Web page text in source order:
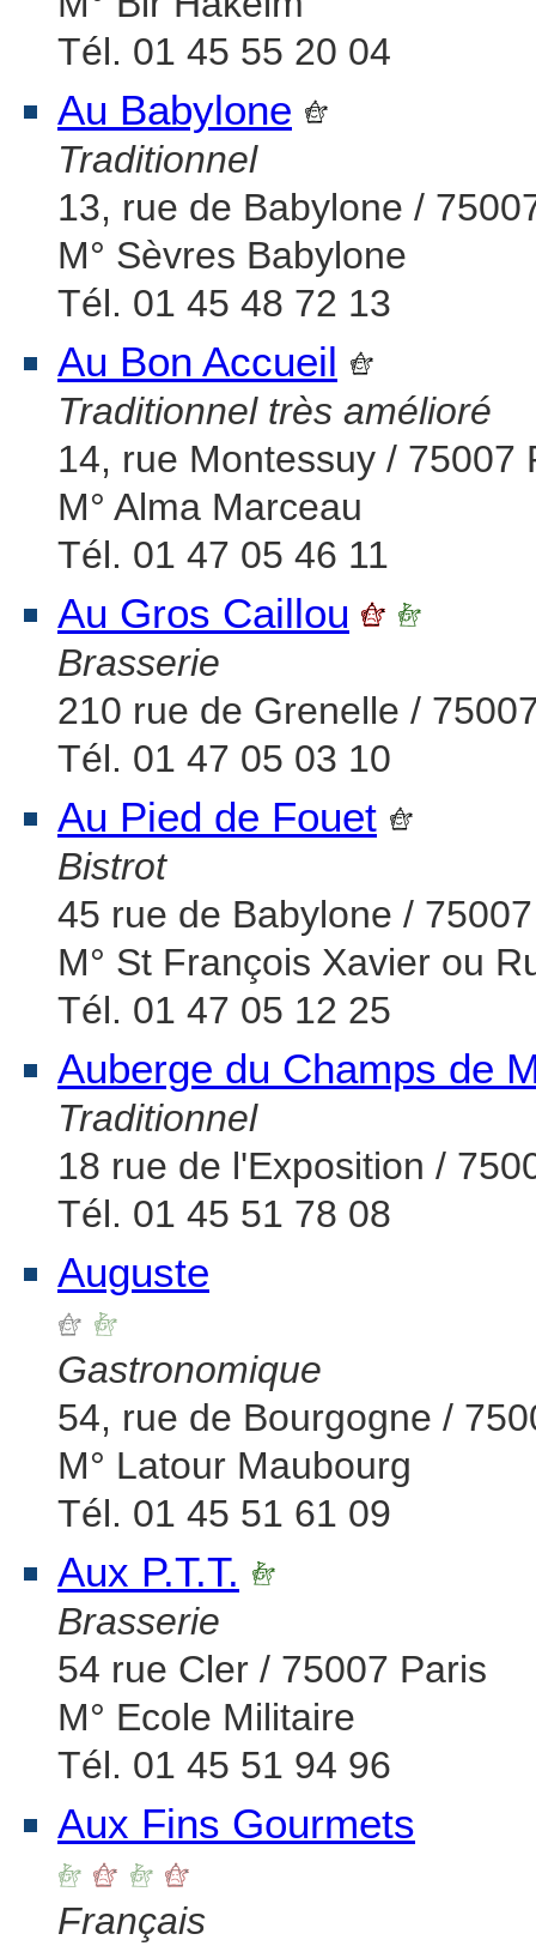
Tél. 01 45 55 20 04
Au Babylone
Traditionnel
13, rue de Babylone /
M° Sèvres Babylone
Tél. 01 45 48 72 13
Au Bon Accueil
Traditionnel très amélioré
14, rue Montessuy / 75007
M° Alma Marceau
Tél. 01 47 05 46 11
Au Gros Caillou
Brasserie
210 rue de Grenelle /
Tél. 01 47 05 03 10
Au Pied de Fouet
Bistrot
45 rue de Babylone /
M° St François Xavier ou
Tél. 01 47 05 12 25
Auberge du Champs de
Traditionnel
18 rue de l'Exposition /
Tél. 01 45 51 78 08
Auguste
Gastronomique
54, rue de Bourgogne /
M° Latour Maubourg
Tél. 01 45 51 61 09
Aux P.T.T.
Brasserie
54 rue Cler / 75007 Paris
M° Ecole Militaire
Tél. 01 45 51 94 96
Aux Fins Gourmets
Français